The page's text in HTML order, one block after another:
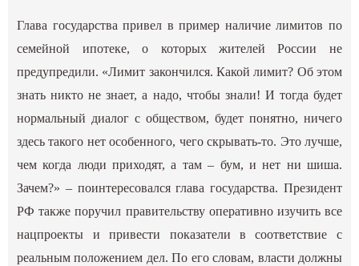
Глава государства привел в пример наличие лимитов по
семейной ипотеке, о которых жителей России не
предупредили. «Лимит закончился. Какой лимит? Об этом
знать никто не знает, а надо, чтобы знали! И тогда будет
нормальный диалог с обществом, будет понятно, ничего
здесь такого нет особенного, чего скрывать-то. Это лучше,
чем когда люди приходят, а там – бум, и нет ни шиша.
Зачем?» – поинтересовался глава государства. Президент
РФ также поручил правительству оперативно изучить все
нацпроекты и привести показатели в соответствие с
реальным положением дел. По его словам, власти должны